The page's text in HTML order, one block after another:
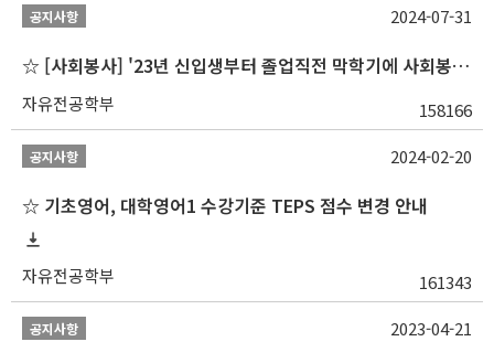
공지사항
☆ [사회봉사] '23년 신입생부터 졸업직전 막학기에 사회봉사1,2,3 수강 불가
자유전공학부 158166
2024-07-31
공지사항
☆ 기초영어, 대학영어1 수강기준 TEPS 점수 변경 안내
자유전공학부 161343
2024-02-20
공지사항 2023-04-21